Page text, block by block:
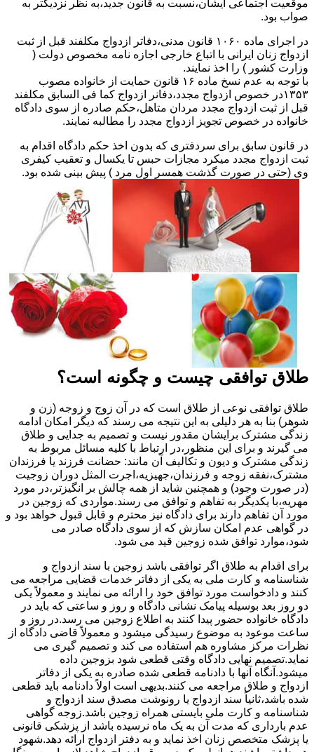
موقعیت اجتماعی ایشان،نسبت به قانون جدید،به نظر نزدیکتر به
صواب بود.
در اجرای ماده ۱۰۶۰ قانون مدنی،دفاتر ازدواج مکلفند قبل از ثبت
ازدواج زنان ایرانی با اتباع خارجی اجازه نامه مخصوص دولت (
وزارت کشور ) را اخذ نمایند.
با توجه به عدم نسخ ماده ۱۶ قانون حمایت از خانواده مصوب
۱۳۵۳در خصوص ازدواج مجدد،دفانر ازدواج کما فی السابق مکلفند
قبل از ثبت ازدواج مجدد مردان متاهل،حکم صادره از سوی دادگاه
خانواده در خصوص تجویز ازدواج مجدد را مطالبه نمایند.
در قانون سابق برای سردفتری که بدون اخذ حکم دادگاه اقدام به
ثبت ازدواج مجدد میکرد مجازات حبس تا یکسال و تعقیب کیفری
وی (حتی در صورت گذشت همسر اول مرد ) پیش بینی شده بود.
طلاق توافقی چیست و چگونه است؟
طلاق توافقی نوعی از طلاق است که در آن زوج و زوجه (زن و
شوهر) بنا به هر دلیلی به این نتیجه می رسند که دیگر امکان ادامه
زندگی مشترک برایشان مقدور نیست و تصمیم به جدایی و طلاق
می گیرند و برای این منظور،در ارتباط با کلیه مسائل مربوط به
زندگی مشترک و دیون و تکالیف آن مانند: حضانت فرزند یا فرزندان
مشترک،نفقه زوجه و فرزندان،جهیزیه،اجرت المثل دوران زوجیت
(در صورت وجود) و همچنین شاید از همه چالش بر انگیزتر،در مورد
مهریه،با یکدیگر به تفاهم و توافق می رسند.مواردی که زوجین در
مورد آن تفاهم دارند برای دادگاه نیز محترم و قابل قبول خواهد بود و
در گواهی عدم امکان سازش که از سوی دادگاه صادر می
شود،موارد توافق شده زوجین قید می شود.
برای اقدام به طلاق اگر توافقی باشد زوجین با سند ازدواج و
شناسنامه و کارت ملی به یکی از دفاتر خدمات قضایی مراجعه می
کنند و دادخواست مورد توافق خود را ارائه می نمایند و معمولاً یکی
دو روز بعد بوسیله پیامک نشانی دادگاه و روز و ساعتی که باید در
دادگاه خانواده حضور پیدا کنند به اطلاع زوجین می رسد.در روز و
ساعت موعود به موضوع رسیدگی میشود و معمولاً قاضی دادگاه از
نظرات مرکز مشاوره هم استفاده می کند و تصمیم گیری می
نماید.تصمیم نهایی دادگاه وقتی قطعی شود بزوجین داده
میشود.آنگاه آنها با دادنامه قطعی شده صادره به یکی از دفاتر
ازدواج و طلاق مراجعه می کنند.بدیهی است اولاً دادنامه باید قطعی
شده باشد،ثانیاً سند ازدواج یا رونوشت مصدق سند ازدواج و
شناسنامه و کارت ملی بایستی همراه زوجین باشد.زوجه گواهی
عدم بارداری که مدت آن به یک ماه نرسیده باشد از پزشکی قانونی
یا پزشک متخصص زنان اخذ نماید و به دفتر ازدواج ارائه دهد.شهود